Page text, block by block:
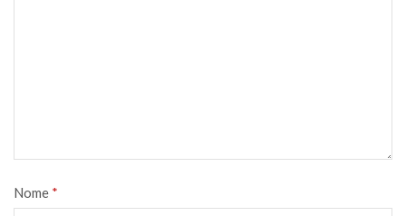
Nome *